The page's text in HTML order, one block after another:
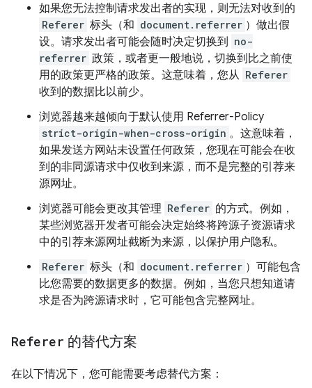
如果您无法控制请求发出者的实现，则无法对收到的
Referer 标头（和 document.referrer ）做出假
设。请求发出者可能会随时决定切换到 no-
referrer 政策，或者更一般地说，切换到比之前使
用的政策更严格的政策。这意味着，您从 Referer
收到的数据比以前少。
浏览器越来越倾向于默认使用 Referrer-Policy
strict-origin-when-cross-origin 。这意味着，
如果发送方网站未设置任何政策，您现在可能会在收
到的非同源请求中仅收到来源，而不是完整的引荐来
源网址。
浏览器可能会更改其管理 Referer 的方式。例如，
某些浏览器开发者可能会决定始终将跨源子资源请求
中的引荐来源网址截断为来源，以保护用户隐私。
Referer 标头（和 document.referrer ）可能包含
比您需要的数据更多的数据。例如，当您只想知道请
求是否为跨源请求时，它可能包含完整网址。
Referer 的替代方案
在以下情况下，您可能需要考虑替代方案：